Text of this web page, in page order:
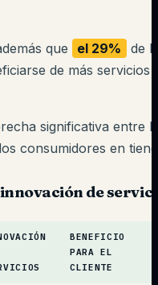
que el 29%
de
de más servicios
significativa entre
consumidores en
de
BENEFICIO
PARA EL
CLIENTE